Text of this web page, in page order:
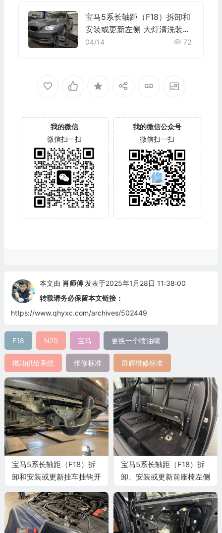
宝马5系长轴距（F18）拆卸和
安装或更新左侧 大灯清洗装置
高压喷嘴施工与复检标准
04/14 72
我的微信
微信扫一扫
我的微信公众号
微信扫一扫
本文由 肖师傅 发表于2025年1月28日 11:38:00
转载请务必保留本文链接：
https://www.qhyxc.com/archives/502449
F18 N20 宝马 更换一个喷油嘴
燃油供给系统 维修标准 群辉维修标准
宝马5系长轴距（F18）拆
卸和安装或更新挂车挂钩开
宝马5系长轴距（F18）拆
卸、安装或更新前座椅左侧
标准